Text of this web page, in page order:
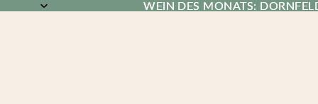
WEIN DES MONATS:
WEIN DES MONATS: